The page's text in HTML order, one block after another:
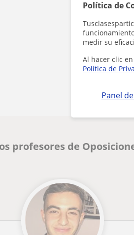
Política de
medir su
Al hacer clic
Política de
Panel
profesores de